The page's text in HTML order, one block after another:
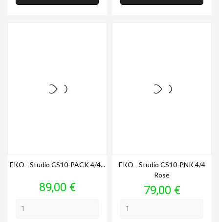
EKO - Studio CS10-PACK 4/4...
Prix
89,00 €
EKO - Studio CS10-PNK 4/4
Rose
Prix
79,00 €